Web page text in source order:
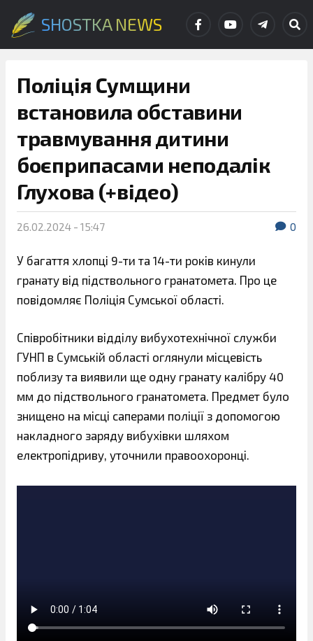
SHOSTKA NEWS
Поліція Сумщини
встановила обставини
травмування дитини
боєприпасами неподалік
Глухова (+відео)
26.02.2024 - 15:47 0
У багаття хлопці 9-ти та 14-ти років кинули
гранату від підствольного гранатомета. Про це
повідомляє Поліція Сумської області.
Співробітники відділу вибухотехнічної служби
ГУНП в Сумській області оглянули місцевість
поблизу та виявили ще одну гранату калібру 40
мм до підствольного гранатомета. Предмет було
знищено на місці саперами поліції з допомогою
накладного заряду вибухівки шляхом
електропідриву, уточнили правоохоронці.